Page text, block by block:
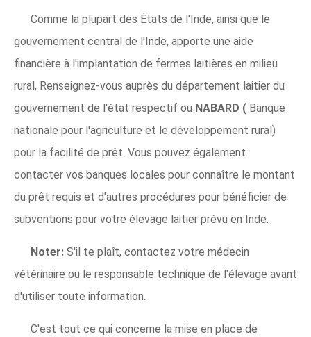
Comme la plupart des États de l'Inde, ainsi que le
gouvernement central de l'Inde, apporte une aide
financière à l'implantation de fermes laitières en milieu
rural, Renseignez-vous auprès du département laitier du
gouvernement de l'état respectif ou NABARD ( Banque
nationale pour l'agriculture et le développement rural)
pour la facilité de prêt. Vous pouvez également
contacter vos banques locales pour connaître le montant
du prêt requis et d'autres procédures pour bénéficier de
subventions pour votre élevage laitier prévu en Inde.
Noter: S'il te plaît, contactez votre médecin
vétérinaire ou le responsable technique de l'élevage avant
d'utiliser toute information.
C'est tout ce qui concerne la mise en place de